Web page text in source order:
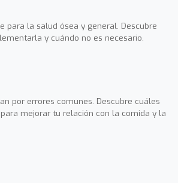
para la salud ósea y general. Descubre
y cuándo no es necesario.
por errores comunes. Descubre cuáles
mejorar tu relación con la comida y la